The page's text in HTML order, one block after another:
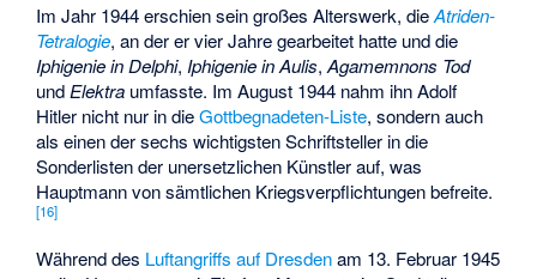
Im Jahr 1944 erschien sein großes Alterswerk, dieAtriden-
Tetralogie, an der er vier Jahre gearbeitet hatte und die
Iphigenie in Delphi, Iphigenie in Aulis,Agamemnons Tod
und Elektra umfasste. Im August 1944 nahm ihn Adolf
Hitler nicht nur in dieGottbegnadeten-Liste, sondern auch
als einen der sechs wichtigsten Schriftsteller in die
Sonderlisten der unersetzlichen Künstler auf, was
Hauptmann von sämtlichen Kriegsverpflichtungen befreite.
[16]
Während des Luftangriffs auf Dresdenam 13. Februar 1945